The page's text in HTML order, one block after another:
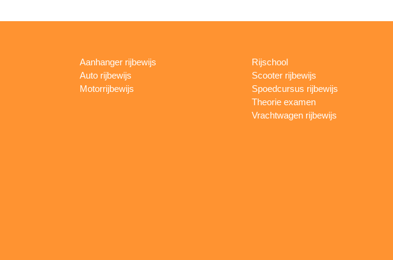
Aanhanger rijbewijs
Auto rijbewijs
Motorrijbewijs
Rijschool
Scooter rijbewijs
Spoedcursus rijbewijs
Theorie examen
Vrachtwagen rijbewijs